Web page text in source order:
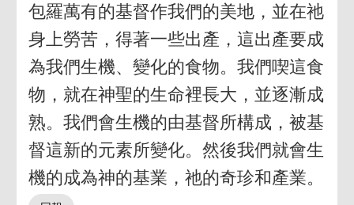
包羅萬有的基督作我們的美地，並在祂
身上勞苦，得著一些出產，這出產要成
為我們生機、變化的食物。我們喫這食
物，就在神聖的生命裡長大，並逐漸成
熟。我們會生機的由基督所構成，被基
督這新的元素所變化。然後我們就會生
機的成為神的基業，祂的奇珍和產業。